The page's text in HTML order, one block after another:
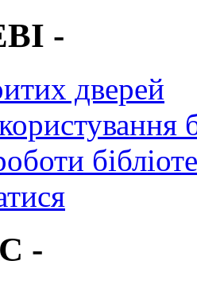
-
дверей
-